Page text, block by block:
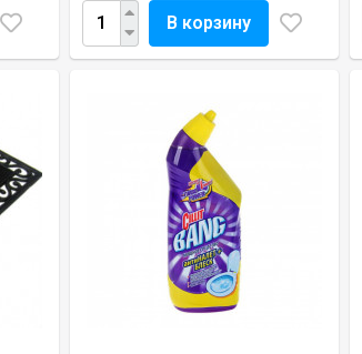
В корзину